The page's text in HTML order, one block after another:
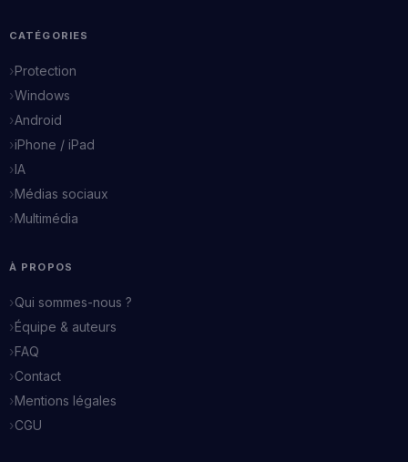
CATÉGORIES
Protection
Windows
Android
iPhone / iPad
IA
Médias sociaux
Multimédia
À PROPOS
Qui sommes-nous ?
Équipe & auteurs
FAQ
Contact
Mentions légales
CGU